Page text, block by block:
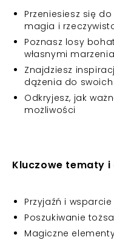
Przeniesiesz się
magia i
Poznasz losy
własnymi
Znajdziesz
dążenia do
Odkryjesz, jak
możliwości
Kluczowe tematy i
Przyjaźń i
Poszukiwanie
Magiczne